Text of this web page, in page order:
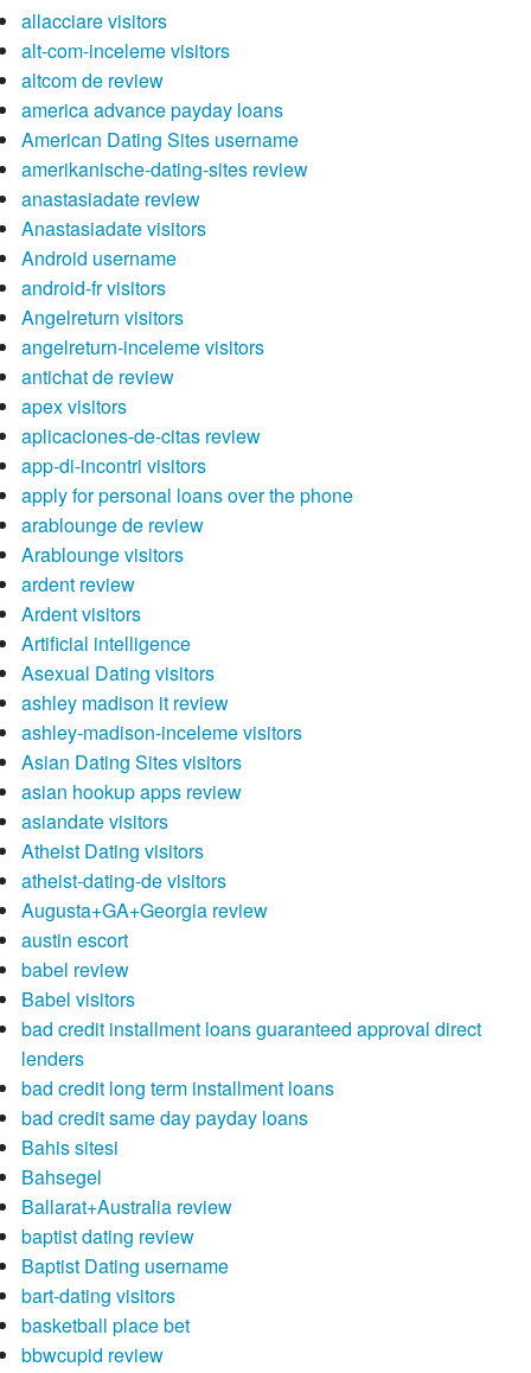
allacciare visitors
alt-com-inceleme visitors
altcom de review
america advance payday loans
American Dating Sites username
amerikanische-dating-sites review
anastasiadate review
Anastasiadate visitors
Android username
android-fr visitors
Angelreturn visitors
angelreturn-inceleme visitors
antichat de review
apex visitors
aplicaciones-de-citas review
app-di-incontri visitors
apply for personal loans over the phone
arablounge de review
Arablounge visitors
ardent review
Ardent visitors
Artificial intelligence
Asexual Dating visitors
ashley madison it review
ashley-madison-inceleme visitors
Asian Dating Sites visitors
asian hookup apps review
asiandate visitors
Atheist Dating visitors
atheist-dating-de visitors
Augusta+GA+Georgia review
austin escort
babel review
Babel visitors
bad credit installment loans guaranteed approval direct
lenders
bad credit long term installment loans
bad credit same day payday loans
Bahis sitesi
Bahsegel
Ballarat+Australia review
baptist dating review
Baptist Dating username
bart-dating visitors
basketball place bet
bbwcupid review